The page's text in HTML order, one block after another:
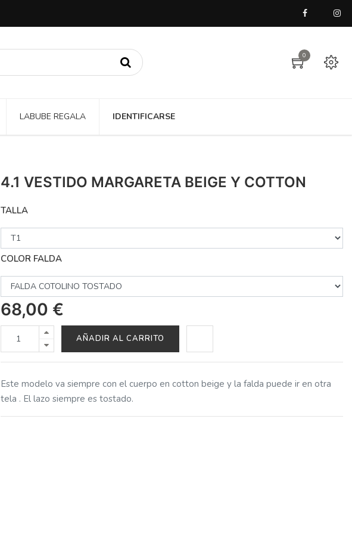
0
LABUBE REGALA IDENTIFICARSE
4.1 VESTIDO MARGARETA BEIGE Y COTTON
TALLA
COLOR FALDA
68,00 €
AÑADIR AL CARRITO
Este modelo va siempre con el cuerpo en cotton beige y la falda puede ir en otra
tela . El lazo siempre es tostado.